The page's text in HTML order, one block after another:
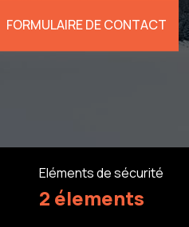
FORMULAIRE DE CONTACT
Eléments de sécurité
2 élements